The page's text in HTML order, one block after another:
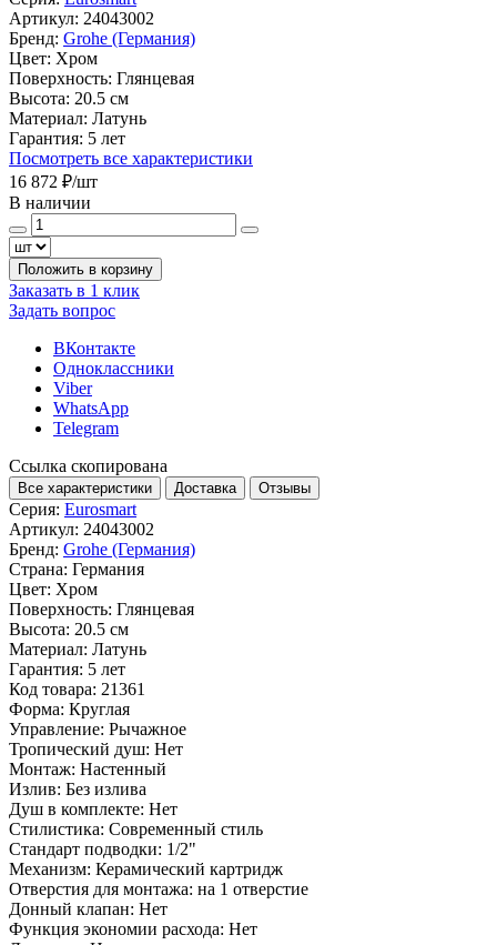
Артикул: 24043002
Бренд: Grohe (Германия)
Цвет: Хром
Поверхность: Глянцевая
Высота: 20.5 см
Материал: Латунь
Гарантия: 5 лет
Посмотреть все характеристики
16 872 ₽/шт
В наличии
Положить в корзину
Заказать в 1 клик
Задать вопрос
ВКонтакте
Одноклассники
Viber
WhatsApp
Telegram
Ссылка скопирована
Все характеристики Доставка Отзывы
Серия: Eurosmart
Артикул: 24043002
Бренд: Grohe (Германия)
Страна: Германия
Цвет: Хром
Поверхность: Глянцевая
Высота: 20.5 см
Материал: Латунь
Гарантия: 5 лет
Код товара: 21361
Форма: Круглая
Управление: Рычажное
Тропический душ: Нет
Монтаж: Настенный
Излив: Без излива
Душ в комплекте: Нет
Стилистика: Современный стиль
Стандарт подводки: 1/2"
Механизм: Керамический картридж
Отверстия для монтажа: на 1 отверстие
Донный клапан: Нет
Функция экономии расхода: Нет